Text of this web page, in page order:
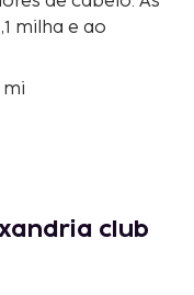
milha e ao
club